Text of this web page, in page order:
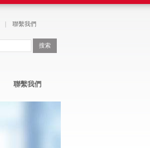
聯繫我們
聯繫我們